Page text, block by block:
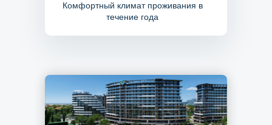
Комфортный климат проживания в
течение года